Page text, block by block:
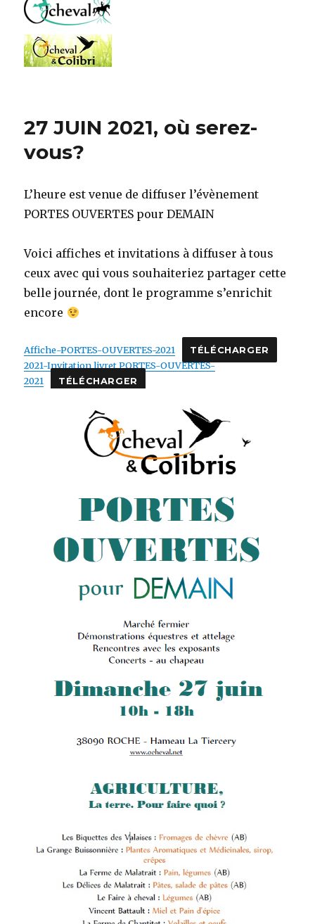
27 JUIN 2021, où serez-
vous?
L’heure est venue de diffuser l’évènement
PORTES OUVERTES pour DEMAIN
Voici affiches et invitations à diffuser à tous
ceux avec qui vous souhaiteriez partager cette
belle journée, dont le programme s’enrichit
encore
Affiche-PORTES-OUVERTES-2021 TÉLÉCHARGER
2021-Invitation livret PORTES-OUVERTES-
2021
TÉLÉCHARGER